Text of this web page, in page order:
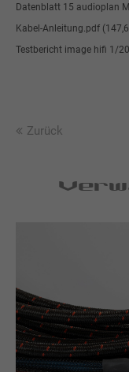
Datenblatt 15 audioplan
Kabel-Anleitung.pdf
Testbericht image hifi 1/
Zurück